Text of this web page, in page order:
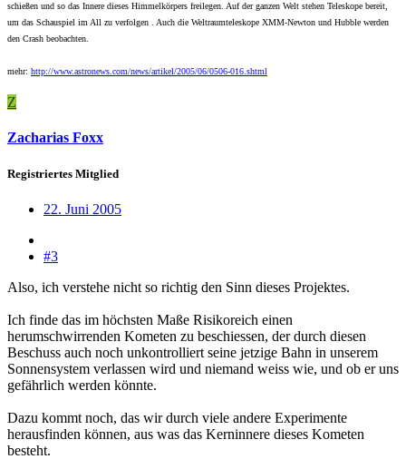
schießen und so das Innere dieses Himmelkörpers freilegen. Auf der ganzen Welt stehen Teleskope bereit,
um das Schauspiel im All zu verfolgen . Auch die Weltraumteleskope XMM-Newton und Hubble werden
den Crash beobachten.
mehr: http://www.astronews.com/news/artikel/2005/06/0506-016.shtml
Z
Zacharias Foxx
Registriertes Mitglied
22. Juni 2005
#3
Also, ich verstehe nicht so richtig den Sinn dieses Projektes.
Ich finde das im höchsten Maße Risikoreich einen
herumschwirrenden Kometen zu beschiessen, der durch diesen
Beschuss auch noch unkontrolliert seine jetzige Bahn in unserem
Sonnensystem verlassen wird und niemand weiss wie, und ob er uns
gefährlich werden könnte.
Dazu kommt noch, das wir durch viele andere Experimente
herausfinden können, aus was das Kerninnere dieses Kometen
besteht.